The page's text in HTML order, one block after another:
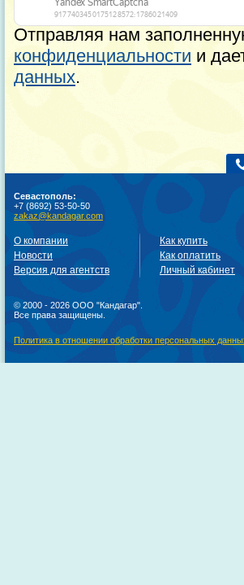
Отправляя нам
конфиденциальности и
данных.
Севастополь:
+7 (8692) 53-50-50
zakaz@kandagar.com
О компании
Новости
Версия для агентств
Как купить
Как оплатить
Личный кабинет
© 2000 - 2026 ООО "Кандагар".
Все права защищены.
Политика в отношении обработки персональных